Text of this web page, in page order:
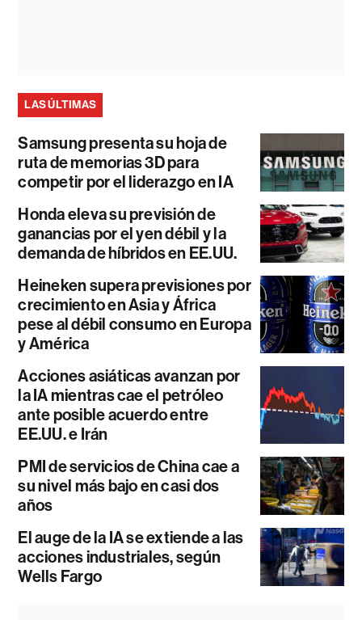
LAS ÚLTIMAS
Samsung presenta su hoja de
ruta de memorias 3D para
competir por el liderazgo en IA
Honda eleva su previsión de
ganancias por el yen débil y la
demanda de híbridos en EE.UU.
Heineken supera previsiones por
crecimiento en Asia y África
pese al débil consumo en Europa
y América
Acciones asiáticas avanzan por
la IA mientras cae el petróleo
ante posible acuerdo entre
EE.UU. e Irán
PMI de servicios de China cae a
su nivel más bajo en casi dos
años
El auge de la IA se extiende a las
acciones industriales, según
Wells Fargo